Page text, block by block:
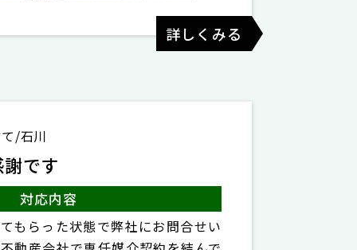
詳しくみる
/石川
です
対応内容
もらった状態で弊社にお問合せい